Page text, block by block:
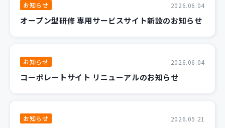
お知らせ 2026.06.04
オープン型研修 専用サービスサイト新設のお知らせ
お知らせ 2026.06.04
コーポレートサイト リニューアルのお知らせ
お知らせ 2026.05.21